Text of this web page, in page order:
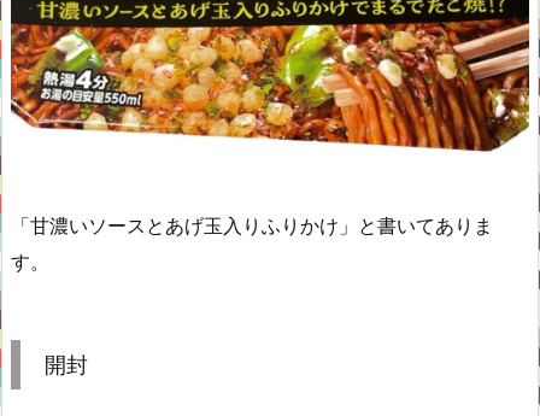
「甘濃いソースとあげ玉入りふりかけ」と書いてありま
す。
開封